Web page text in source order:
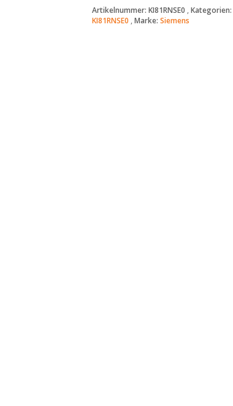
KI81RNSE0
-
Artikelnummer: KI81RNSE0 Kategorien:
KI81RNSE0 Marke: Siemens